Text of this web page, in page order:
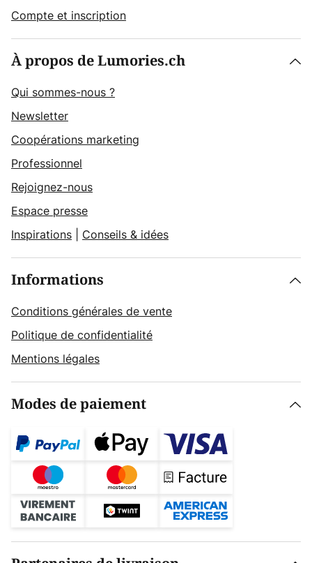
Compte et inscription
À propos de Lumories.ch
Qui sommes-nous ?
Newsletter
Coopérations marketing
Professionnel
Rejoignez-nous
Espace presse
Inspirations
Conseils & idées
Informations
Conditions générales de vente
Politique de confidentialité
Mentions légales
Modes de paiement